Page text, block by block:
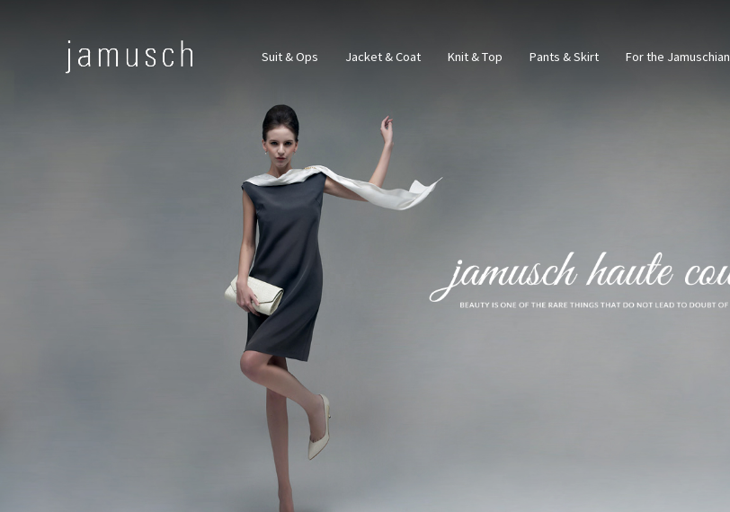
Suit & Ops Jacket & Coat Knit & Top Pants & Skirt For the Jamuschian